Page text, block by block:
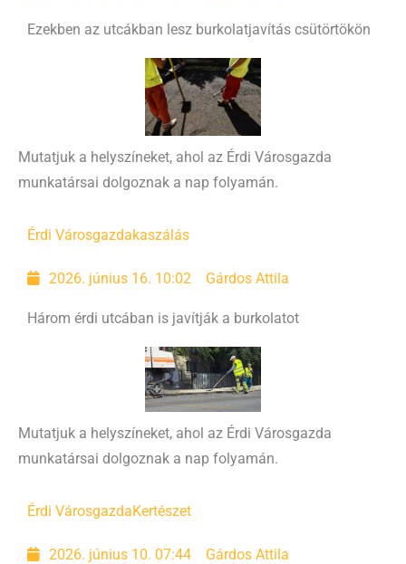
Ezekben az utcákban lesz burkolatjavítás csütörtökön
Mutatjuk a helyszíneket, ahol az Érdi Városgazda
munkatársai dolgoznak a nap folyamán.
Érdi Városgazdakaszálás
2026. június 16. 10:02 Gárdos Attila
Három érdi utcában is javítják a burkolatot
Mutatjuk a helyszíneket, ahol az Érdi Városgazda
munkatársai dolgoznak a nap folyamán.
Érdi VárosgazdaKertészet
2026. június 10. 07:44 Gárdos Attila